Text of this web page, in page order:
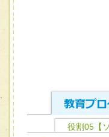
役割05【